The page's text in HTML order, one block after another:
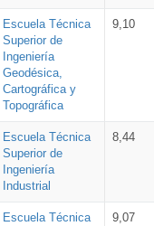
Escuela Técnica
Superior de
Ingeniería
Geodésica,
Cartográfica y
Topográfica
9,10
Escuela Técnica
Superior de
Ingeniería
Industrial
8,44
Escuela Técnica
9,07